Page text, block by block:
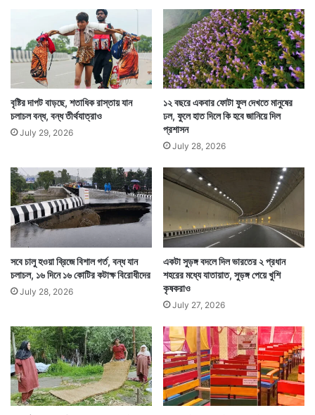
বৃষ্টির দাপট বাড়ছে, শতাধিক রাস্তায় যান
চলাচল বন্ধ, বন্ধ তীর্থযাত্রাও
July 29, 2026
১২ বছরে একবার ফোটা ফুল দেখতে মানুষের
ঢল, ফুলে হাত দিলে কি হবে জানিয়ে দিল
প্রশাসন
July 28, 2026
সবে চালু হওয়া ব্রিজে বিশাল গর্ত, বন্ধ যান
চলাচল, ১৬ দিনে ১৬ কোটির কটাক্ষ বিরোধীদের
July 28, 2026
একটা সুড়ঙ্গ বদলে দিল ভারতের ২ প্রধান
শহরের মধ্যে যাতায়াত, সুড়ঙ্গ পেয়ে খুশি
কৃষকরাও
July 27, 2026